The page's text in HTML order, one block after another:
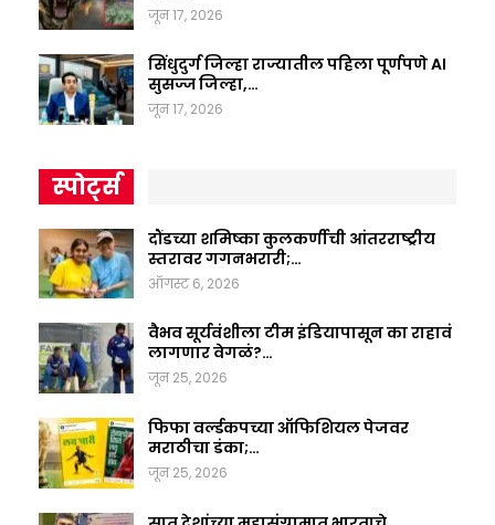
जून 17, 2026
सिंधुदुर्ग जिल्हा राज्यातील पहिला पूर्णपणे AI
सुसज्ज जिल्हा,…
जून 17, 2026
स्पोर्ट्स
दौंडच्या शमिष्का कुलकर्णीची आंतरराष्ट्रीय
स्तरावर गगनभरारी;…
ऑगस्ट 6, 2026
वैभव सूर्यवंशीला टीम इंडियापासून का राहावं
लागणार वेगळं?…
जून 25, 2026
फिफा वर्ल्डकपच्या ऑफिशियल पेजवर
मराठीचा डंका;…
जून 25, 2026